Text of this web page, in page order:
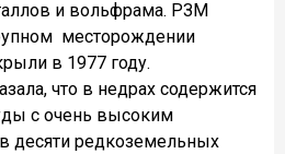
и вольфрама. РЗМ
месторождении
в 1977 году.
что в недрах содержится
с очень высоким
десяти редкоземельных